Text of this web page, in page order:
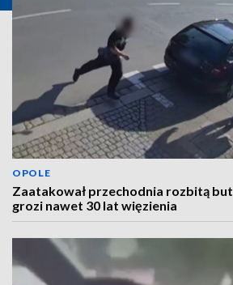
OPOLE
Zaatakował przechodnia rozbitą
grozi nawet 30 lat więzienia